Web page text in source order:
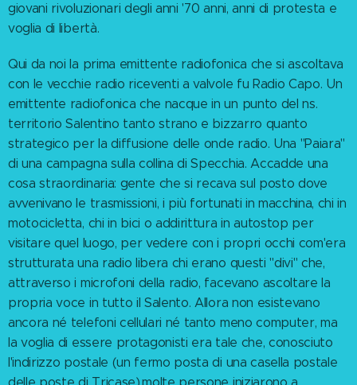
giovani rivoluzionari degli anni '70 anni, anni di protesta e
voglia di libertà.
Qui da noi la prima emittente radiofonica che si ascoltava
con le vecchie radio riceventi a valvole fu Radio Capo. Un
emittente radiofonica che nacque in un punto del ns.
territorio Salentino tanto strano e bizzarro quanto
strategico per la diffusione delle onde radio. Una "Paiara"
di una campagna sulla collina di Specchia. Accadde una
cosa straordinaria: gente che si recava sul posto dove
avvenivano le trasmissioni, i più fortunati in macchina, chi in
motocicletta, chi in bici o addirittura in autostop per
visitare quel luogo, per vedere con i propri occhi com'era
strutturata una radio libera chi erano questi "divi" che,
attraverso i microfoni della radio, facevano ascoltare la
propria voce in tutto il Salento. Allora non esistevano
ancora né telefoni cellulari né tanto meno computer, ma
la voglia di essere protagonisti era tale che, conosciuto
l'indirizzo postale (un fermo posta di una casella postale